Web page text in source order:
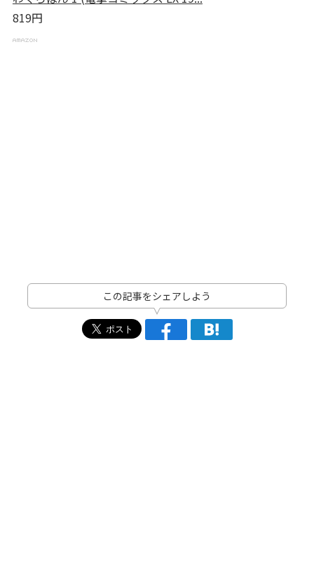
819円
この記事をシェアしよう